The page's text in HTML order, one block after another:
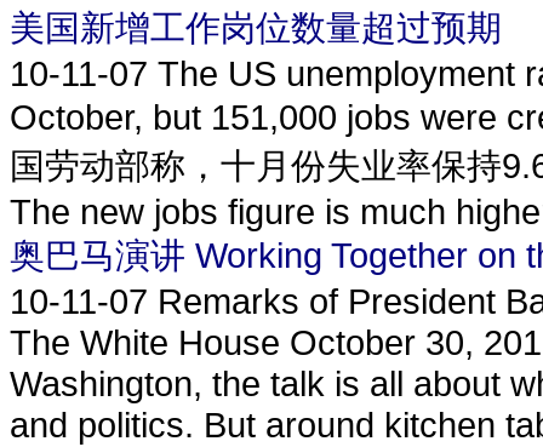
美国新增工作岗位数量超过预期
10-11-07 The US unemployment
October, but 151,000 jobs were
国劳动部称，十月份失业率保持
The new jobs figure is much
奥巴马演讲 Working Together on
10-11-07 Remarks of President
The White House October 30,
Washington, the talk is all about
and politics. But around kitchen